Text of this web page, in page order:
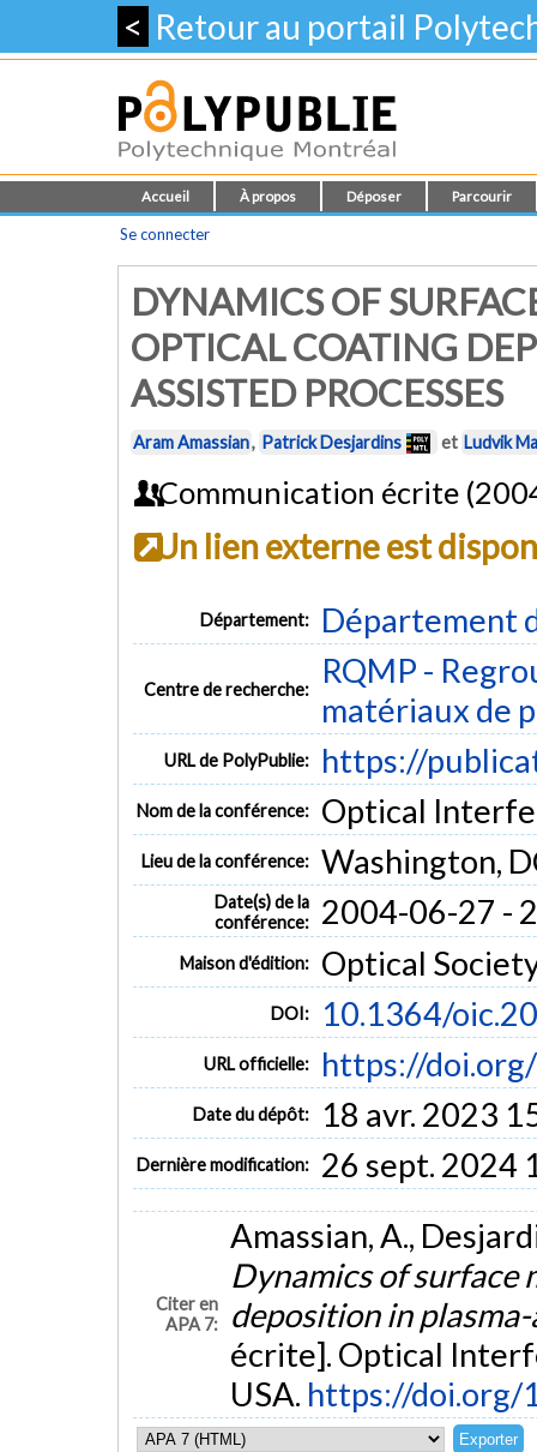
< Retour au portail
Accueil À propos Déposer Parcourir
Se connecter
DYNAMICS OF
OPTICAL COATING
ASSISTED PROCESSES
Aram Amassian, Patrick Desjardins et Ludvik
Communication écrite
Un lien externe est
Département: Département
Centre de recherche:
RQMP -
matériaux de
URL de PolyPublie: https://
Nom de la conférence: Optical
Lieu de la conférence: Washington,
Date(s) de la
conférence:
2004-06-27 -
Maison d'édition: Optical
DOI: 10.1364/
URL officielle: https://
Date du dépôt: 18 avr. 2023
Dernière modification: 26 sept. 2024
Citer en
APA 7:
Amassian, A.,
Dynamics of surface
deposition in
écrite]. Optical
USA. https://doi.org/